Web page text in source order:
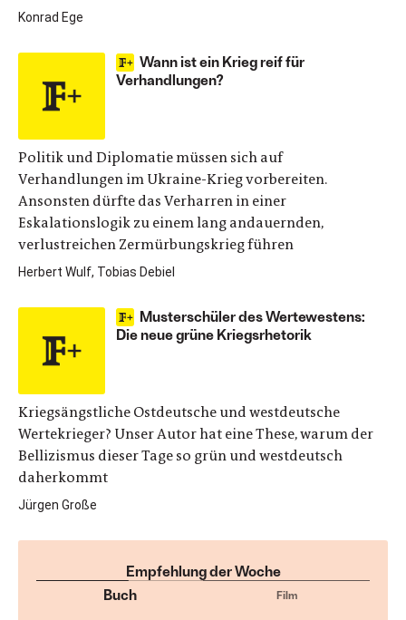
Konrad Ege
Wann ist ein Krieg reif für
Verhandlungen?
Politik und Diplomatie müssen sich auf
Verhandlungen im Ukraine-Krieg vorbereiten.
Ansonsten dürfte das Verharren in einer
Eskalationslogik zu einem lang andauernden,
verlustreichen Zermürbungskrieg führen
Herbert Wulf, Tobias Debiel
Musterschüler des Wertewestens:
Die neue grüne Kriegsrhetorik
Kriegsängstliche Ostdeutsche und westdeutsche
Wertekrieger? Unser Autor hat eine These, warum der
Bellizismus dieser Tage so grün und westdeutsch
daherkommt
Jürgen Große
Empfehlung der Woche
Buch
Film